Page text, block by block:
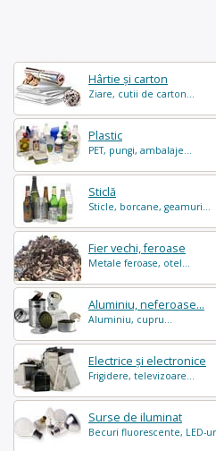
Hârtie și carton
Ziare, cutii de carton...
Plastic
PET, pungi, ambalaje...
Sticlă
Sticle, borcane, geamuri...
Fier vechi, feroase
Metale feroase, otel...
Aluminiu, neferoase...
Aluminiu, cupru...
Electrice și electronice
Frigidere, televizoare...
Surse de iluminat
Becuri fluorescente, LED-